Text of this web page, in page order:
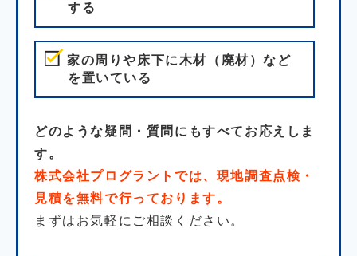
する
家の周りや床下に木材（廃材）など
を置いている
どのような疑問・質問にもすべてお応えしま
す。
株式会社プログラントでは、現地調査点検・
見積を無料で行っております。
まずはお気軽にご相談ください。